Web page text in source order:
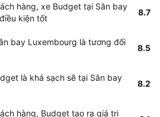
hàng, xe Budget tại Sân bay
kiện tốt
8.7
bay Luxembourg là tương đối
8.5
là khá sạch sẽ tại Sân bay
8.2
hàng, Budget tạo ra giá trị